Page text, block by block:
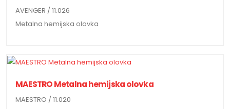
AVENGER / 11.026
Metalna hemijska olovka
MAESTRO Metalna hemijska olovka
MAESTRO / 11.020